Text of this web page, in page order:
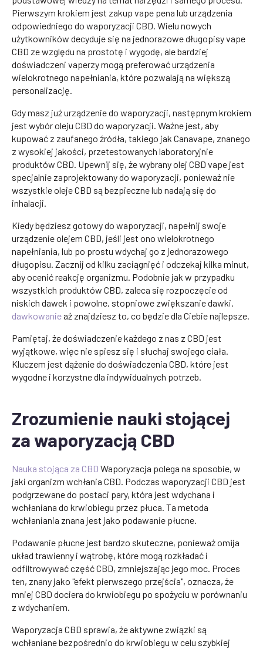
Pierwszym krokiem jest zakup vape pena lub urządzenia
odpowiedniego do waporyzacji CBD. Wielu nowych
użytkowników decyduje się na jednorazowe długopisy vape
CBD ze względu na prostotę i wygodę, ale bardziej
doświadczeni vaperzy mogą preferować urządzenia
wielokrotnego napełniania, które pozwalają na większą
personalizację.
Gdy masz już urządzenie do waporyzacji, następnym krokiem
jest wybór oleju CBD do waporyzacji. Ważne jest, aby
kupować z zaufanego źródła, takiego jak Canavape, znanego
z wysokiej jakości, przetestowanych laboratoryjnie
produktów CBD. Upewnij się, że wybrany olej CBD vape jest
specjalnie zaprojektowany do waporyzacji, ponieważ nie
wszystkie oleje CBD są bezpieczne lub nadają się do
inhalacji.
Kiedy będziesz gotowy do waporyzacji, napełnij swoje
urządzenie olejem CBD, jeśli jest ono wielokrotnego
napełniania, lub po prostu wdychaj go z jednorazowego
długopisu. Zacznij od kilku zaciągnięć i odczekaj kilka minut,
aby ocenić reakcję organizmu. Podobnie jak w przypadku
wszystkich produktów CBD, zaleca się rozpoczęcie od
niskich dawek i powolne, stopniowe zwiększanie dawki.
dawkowanieaż znajdziesz to, co będzie dla Ciebie najlepsze.
Pamiętaj, że doświadczenie każdego z nas z CBD jest
wyjątkowe, więc nie spiesz się i słuchaj swojego ciała.
Kluczem jest dążenie do doświadczenia CBD, które jest
wygodne i korzystne dla indywidualnych potrzeb.
Zrozumienie nauki stojącej
za waporyzacją CBD
Nauka stojąca za CBD Waporyzacja polega na sposobie, w
jaki organizm wchłania CBD. Podczas waporyzacji CBD jest
podgrzewane do postaci pary, która jest wdychana i
wchłaniana do krwiobiegu przez płuca. Ta metoda
wchłaniania znana jest jako podawanie płucne.
Podawanie płucne jest bardzo skuteczne, ponieważ omija
układ trawienny i wątrobę, które mogą rozkładać i
odfiltrowywać część CBD, zmniejszając jego moc. Proces
ten, znany jako "efekt pierwszego przejścia", oznacza, że
mniej CBD dociera do krwiobiegu po spożyciu w porównaniu
z wdychaniem.
Waporyzacja CBD sprawia, że aktywne związki są
wchłaniane bezpośrednio do krwiobiegu w celu szybkiej